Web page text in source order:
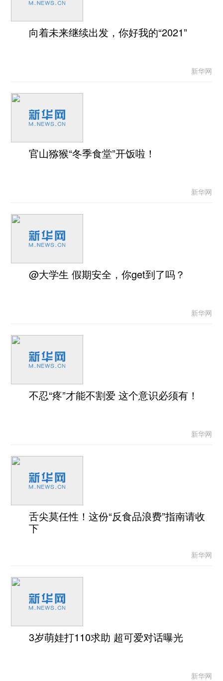
向着未来继续出发，你好我的“2021”
新华网
官山猕猴“冬季食堂”开饭啦！
新华网
@大学生 假期安全，你get到了吗？
新华网
不忍“疼”才能不割爱 这个意识必须有！
新华网
舌尖莫任性！这份“反食品浪费”指南请收
下
新华网
3岁萌娃打110求助 超可爱对话曝光
新华网